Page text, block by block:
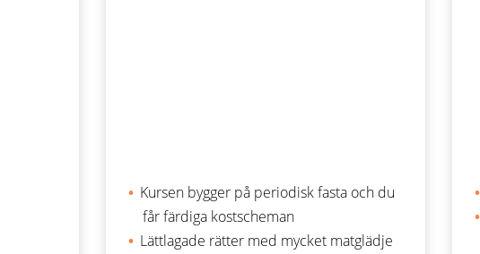
Kursen bygger på periodisk fasta och du
får färdiga kostscheman
Lättlagade rätter med mycket matglädje